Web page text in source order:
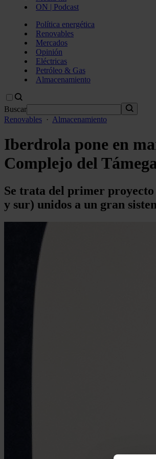
ON | Podcast
Política energética
Renovables
Mercados
Opinión
Eléctricas
Petróleo & Gas
Almacenamiento
Buscar
Renovables · Almacenamiento
Iberdrola pone en
Complejo del
Se trata del primer
y sur) unidos a un gran